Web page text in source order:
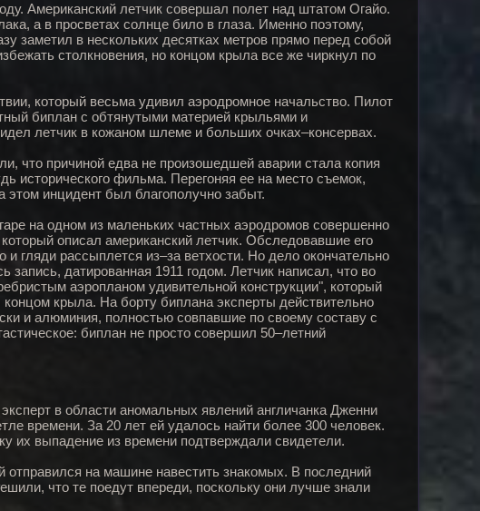
Американский летчик совершал полет над штатом Огайо.
а в просветах солнце било в глаза. Именно поэтому,
заметил в нескольких десятках метров прямо перед собой
столкновения, но концом крыла все же чиркнул по
который весьма удивил аэродромное начальство. Пилот
биплан с обтянутыми материей крыльями и
летчик в кожаном шлеме и больших очках–консервах.
что причиной едва не произошедшей аварии стала копия
исторического фильма. Перегоняя ее на место съемок,
этом инцидент был благополучно забыт.
на одном из маленьких частных аэродромов совершенно
описал американский летчик. Обследовавшие его
гляди рассыплется из–за ветхости. Но дело окончательно
датированная 1911 годом. Летчик написал, что во
аэропланом удивительной конструкции", который
крыла. На борту биплана эксперты действительно
и алюминия, полностью совпавшие по своему составу с
биплан не просто совершил 50–летний
в области аномальных явлений англичанка Дженни
времени. За 20 лет ей удалось найти более 300 человек.
их выпадение из времени подтверждали свидетели.
на машине навестить знакомых. В последний
что те поедут впереди, поскольку они лучше знали